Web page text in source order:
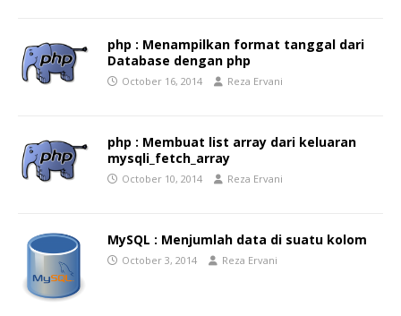
php : Menampilkan format tanggal dari
Database dengan php
October 16, 2014 Reza Ervani
php : Membuat list array dari keluaran
mysqli_fetch_array
October 10, 2014 Reza Ervani
MySQL : Menjumlah data di suatu kolom
October 3, 2014 Reza Ervani